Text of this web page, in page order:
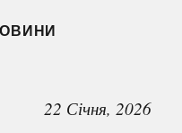
22 Січня, 2026